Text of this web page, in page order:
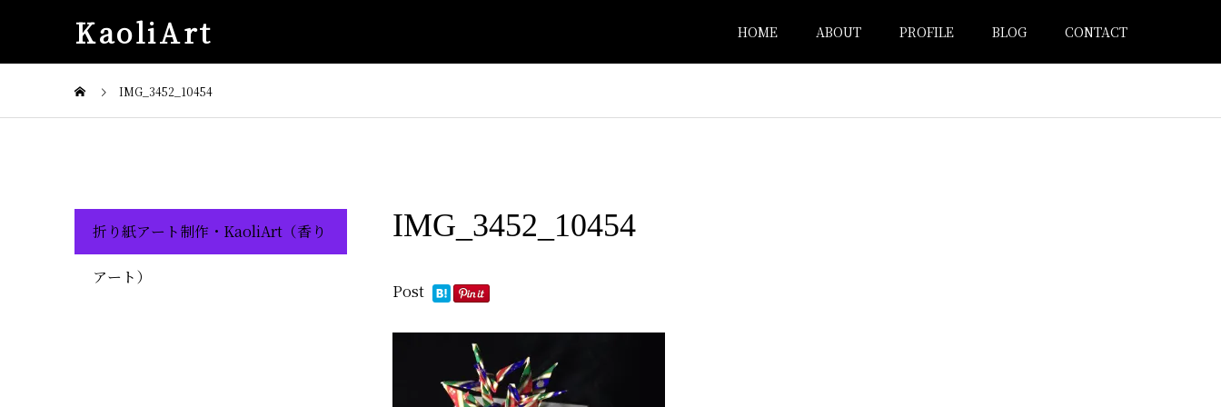
KaoliArt HOME ABOUT PROFILE BLOG CONTACT
IMG_3452_10454
IMG_3452_10454
Post
折り紙アート制作・KaoliArt（香り
アート）